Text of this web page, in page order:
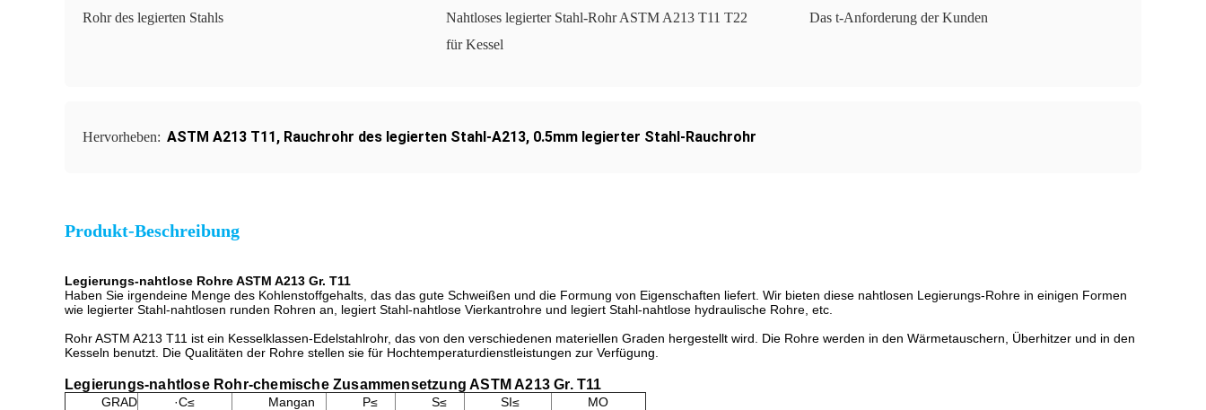
Rohr des legierten Stahls
Nahtloses legierter Stahl-Rohr ASTM A213 T11 T22
für Kessel
Das t-Anforderung der Kunden
Hervorheben: ASTM A213 T11, Rauchrohr des legierten Stahl-A213, 0.5mm legierter Stahl-Rauchrohr
Produkt-Beschreibung
Legierungs-nahtlose Rohre ASTM A213 Gr. T11
Haben Sie irgendeine Menge des Kohlenstoffgehalts, das das gute Schweißen und die Formung von Eigenschaften liefert. Wir bieten diese nahtlosen Legierungs-Rohre in einigen Formen
wie legierter Stahl-nahtlosen runden Rohren an, legiert Stahl-nahtlose Vierkantrohre und legiert Stahl-nahtlose hydraulische Rohre, etc.
Rohr ASTM A213 T11 ist ein Kesselklassen-Edelstahlrohr, das von den verschiedenen materiellen Graden hergestellt wird. Die Rohre werden in den Wärmetauschern, Überhitzer und in den
Kesseln benutzt. Die Qualitäten der Rohre stellen sie für Hochtemperaturdienstleistungen zur Verfügung.
Legierungs-nahtlose Rohr-chemische Zusammensetzung ASTM A213 Gr. T11
GRAD ·C≤ Mangan P≤ S≤ SI≤
MO